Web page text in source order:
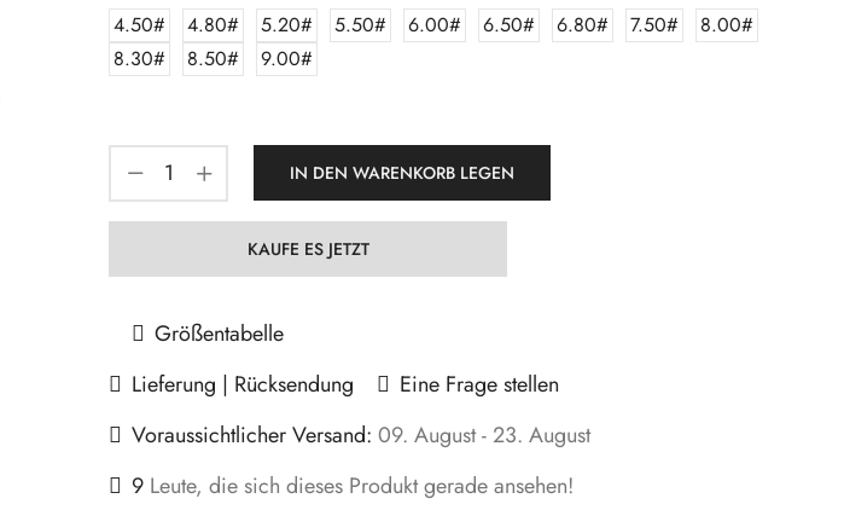
4.50#
4.80# 5.20# 5.50# 6.00# 6.50# 6.80# 7.50#
8.00#
8.30#
8.50# 9.00#
IN DEN WARENKORB LEGEN
KAUFE ES JETZT
Größentabelle
Lieferung | Rücksendung
Eine Frage stellen
Voraussichtlicher Versand: 09. August - 23. August
9 Leute, die sich dieses Produkt gerade ansehen!